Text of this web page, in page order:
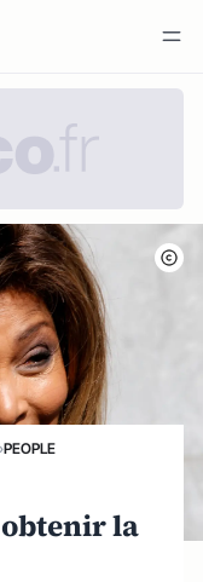
PEOPLE
la